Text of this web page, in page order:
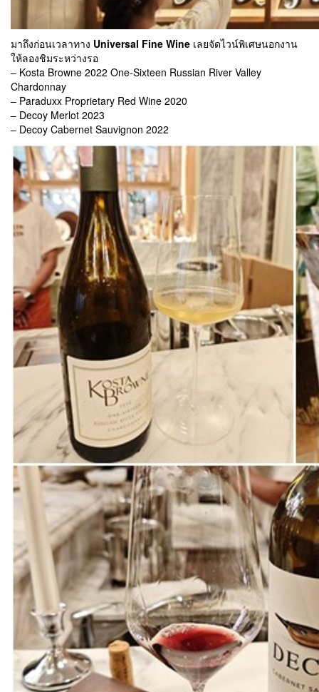
มาถึงก่อนเวลาทาง Universal Fine Wine เลยจัดไวน์พิเศษนอกงาน
ให้ลองชิมระหว่างรอ
– Kosta Browne 2022 One-Sixteen Russian River Valley
Chardonnay
– Paraduxx Proprietary Red Wine 2020
– Decoy Merlot 2023
– Decoy Cabernet Sauvignon 2022